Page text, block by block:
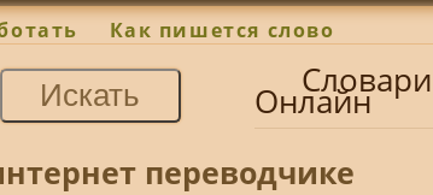
Как пишется слово
Словари
Онлайн
переводчике